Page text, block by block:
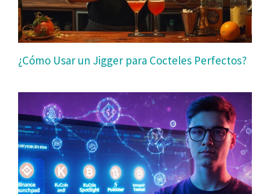
¿Cómo Usar un Jigger para Cocteles Perfectos?